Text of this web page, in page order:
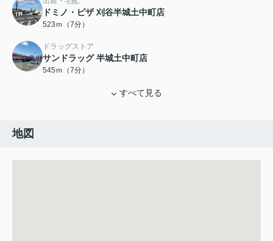
ドミノ・ピザ 刈谷半城土中町店
523ｍ（7分）
ドラッグストア
サンドラッグ 半城土中町店
545ｍ（7分）
すべて見る
地図